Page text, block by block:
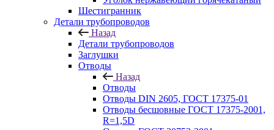
Шестигранник
Детали трубопроводов
Назад
Детали трубопроводов
Заглушки
Отводы
Назад
Отводы
Отводы DIN 2605, ГОСТ 17375-01
Отводы бесшовные ГОСТ 17375-2001,
R=1,5D